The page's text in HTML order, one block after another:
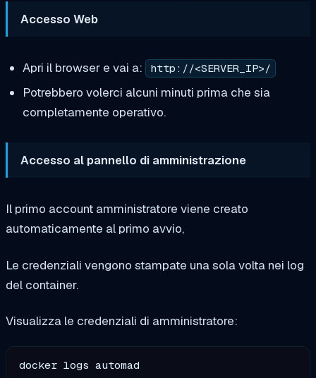
Accesso Web
Apri il browser e vai a: http://<SERVER_IP>/
Potrebbero volerci alcuni minuti prima che sia
completamente operativo.
Accesso al pannello di amministrazione
Il primo account amministratore viene creato
automaticamente al primo avvio,
Le credenziali vengono stampate una sola volta nei log
del container.
Visualizza le credenziali di amministratore: